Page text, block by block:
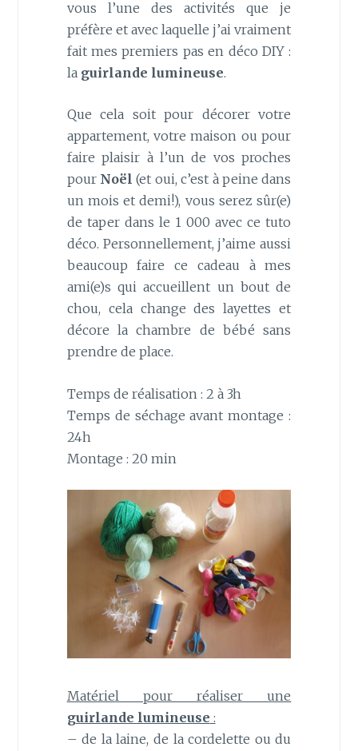
vous l’une des activités que je
préfère et avec laquelle j’ai vraiment
fait mes premiers pas en déco DIY :
la guirlande lumineuse.
Que cela soit pour décorer votre
appartement, votre maison ou pour
faire plaisir à l’un de vos proches
pour Noël (et oui, c’est à peine dans
un mois et demi!), vous serez sûr(e)
de taper dans le 1 000 avec ce tuto
déco. Personnellement, j’aime aussi
beaucoup faire ce cadeau à mes
ami(e)s qui accueillent un bout de
chou, cela change des layettes et
décore la chambre de bébé sans
prendre de place.
Temps de réalisation : 2 à 3h
Temps de séchage avant montage :
24h
Montage : 20 min
Matériel pour réaliser une
guirlande lumineuse :
– de la laine, de la cordelette ou du